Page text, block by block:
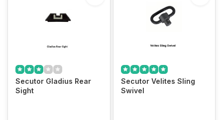
Secutor Gladius Rear
Sight
Secutor Velites Sling
Swivel